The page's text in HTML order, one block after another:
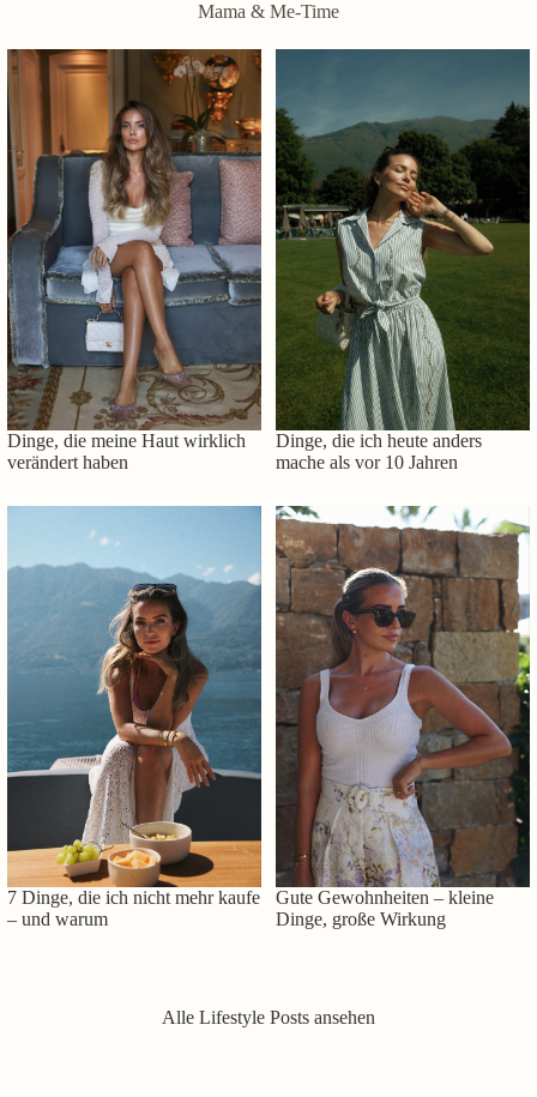
Mama & Me-Time
Dinge, die meine Haut wirklich
verändert haben
Dinge, die ich heute anders
mache als vor 10 Jahren
7 Dinge, die ich nicht mehr kaufe
– und warum
Gute Gewohnheiten – kleine
Dinge, große Wirkung
Alle Lifestyle Posts ansehen